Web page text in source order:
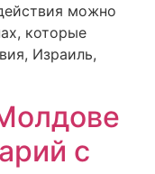
можно
которые
Израиль,
с